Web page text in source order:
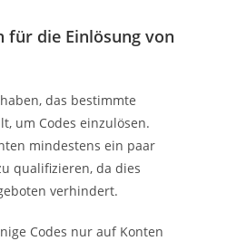
für die Einlösung von
das bestimmte
um Codes einzulösen.
mindestens ein paar
qualifizieren, da dies
verhindert.
Codes nur auf Konten